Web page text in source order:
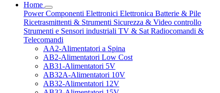
Home
PowerComponenti Elettronici Elettronica Batterie & Pile
Ricetrasmittenti & Strumenti Sicurezza & Video controllo
Strumenti e Sensori industriali TV & Sat Radiocomandi &
Telecomandi
AA2-Alimentatori a Spina
AB2-Alimentatori Low Cost
AB31-Alimentatori 5V
AB32A-Alimentatori 10V
AB32-Alimentatori 12V